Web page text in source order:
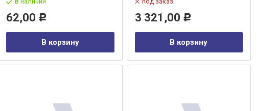
62,00 Р
В корзину
3 321,00 Р
В корзину